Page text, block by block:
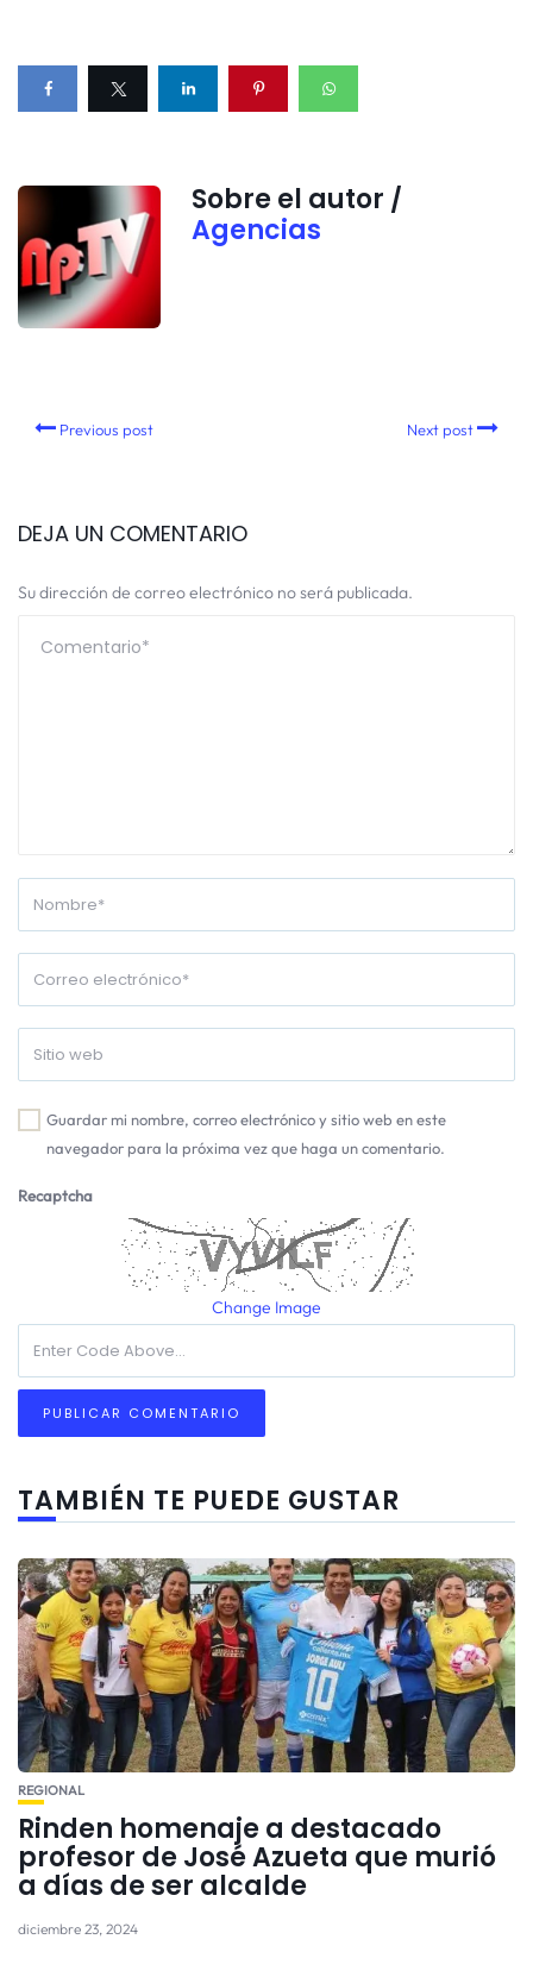
Sobre el autor /
Agencias
Previous post Next post
DEJA UN COMENTARIO
Su dirección de correo electrónico no será publicada.
Guardar mi nombre, correo electrónico y sitio web en este
navegador para la próxima vez que haga un comentario.
Recaptcha
Change Image
TAMBIÉN TE PUEDE GUSTAR
REGIONAL
Rinden homenaje a destacado
profesor de José Azueta que murió
a días de ser alcalde
diciembre 23, 2024